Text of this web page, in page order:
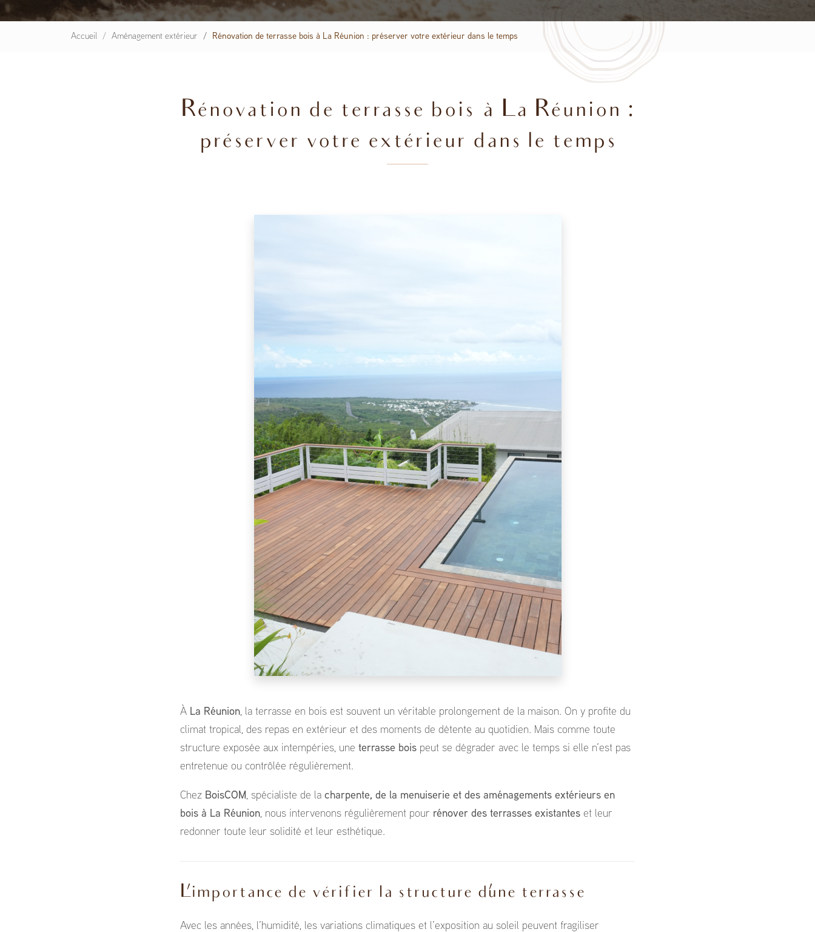
Accueil Aménagement extérieur Rénovation de terrasse bois à La Réunion : préserver votre extérieur dans le temps
Rénovation de terrasse bois à La Réunion :
préserver votre extérieur dans le temps
À La Réunion, la terrasse en bois est souvent un véritable prolongement de la maison. On y profite du
climat tropical, des repas en extérieur et des moments de détente au quotidien. Mais comme toute
structure exposée aux intempéries, une terrasse bois peut se dégrader avec le temps si elle n’est pas
entretenue ou contrôlée régulièrement.
Chez BoisCOM, spécialiste de la charpente, de la menuiserie et des aménagements extérieurs en
bois à La Réunion, nous intervenons régulièrement pour rénover des terrasses existantes et leur
redonner toute leur solidité et leur esthétique.
L’importance de vérifier la structure d’une terrasse
Avec les années, l’humidité, les variations climatiques et l’exposition au soleil peuvent fragiliser